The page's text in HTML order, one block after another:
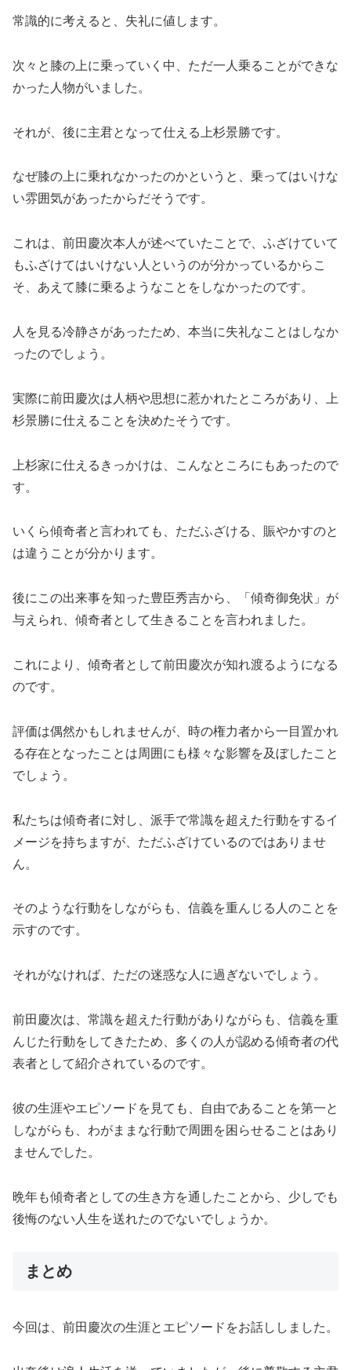
常識的に考えると、失礼に値します。
次々と膝の上に乗っていく中、ただ一人乗ることができな
かった人物がいました。
それが、後に主君となって仕える上杉景勝です。
なぜ膝の上に乗れなかったのかというと、乗ってはいけな
い雰囲気があったからだそうです。
これは、前田慶次本人が述べていたことで、ふざけていて
もふざけてはいけない人というのが分かっているからこ
そ、あえて膝に乗るようなことをしなかったのです。
人を見る冷静さがあったため、本当に失礼なことはしなか
ったのでしょう。
実際に前田慶次は人柄や思想に惹かれたところがあり、上
杉景勝に仕えることを決めたそうです。
上杉家に仕えるきっかけは、こんなところにもあったので
す。
いくら傾奇者と言われても、ただふざける、賑やかすのと
は違うことが分かります。
後にこの出来事を知った豊臣秀吉から、「傾奇御免状」が
与えられ、傾奇者として生きることを言われました。
これにより、傾奇者として前田慶次が知れ渡るようになる
のです。
評価は偶然かもしれませんが、時の権力者から一目置かれ
る存在となったことは周囲にも様々な影響を及ぼしたこと
でしょう。
私たちは傾奇者に対し、派手で常識を超えた行動をするイ
メージを持ちますが、ただふざけているのではありませ
ん。
そのような行動をしながらも、信義を重んじる人のことを
示すのです。
それがなければ、ただの迷惑な人に過ぎないでしょう。
前田慶次は、常識を超えた行動がありながらも、信義を重
んじた行動をしてきたため、多くの人が認める傾奇者の代
表者として紹介されているのです。
彼の生涯やエピソードを見ても、自由であることを第一と
しながらも、わがままな行動で周囲を困らせることはあり
ませんでした。
晩年も傾奇者としての生き方を通したことから、少しでも
後悔のない人生を送れたのでないでしょうか。
まとめ
今回は、前田慶次の生涯とエピソードをお話ししました。